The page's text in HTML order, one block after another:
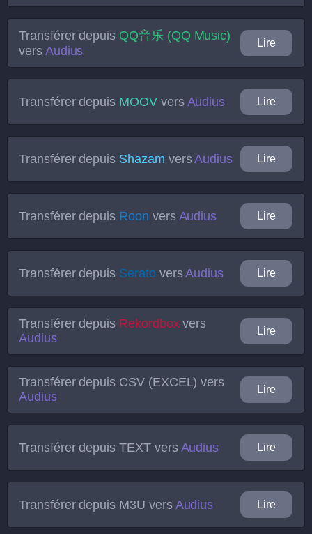
Transférer depuis QQ音乐 (QQ Music)
vers Audius
Lire
Transférer depuis MOOVvers Audius Lire
Transférer depuis Shazam versAudius Lire
Transférer depuis Roon vers Audius Lire
Transférer depuis Serato versAudius Lire
Transférer depuis Rekordboxvers
Audius
Lire
Transférer depuis CSV (EXCEL) vers
Audius
Lire
Transférer depuisTEXTvers Audius Lire
Transférer depuis M3U vers Audius Lire